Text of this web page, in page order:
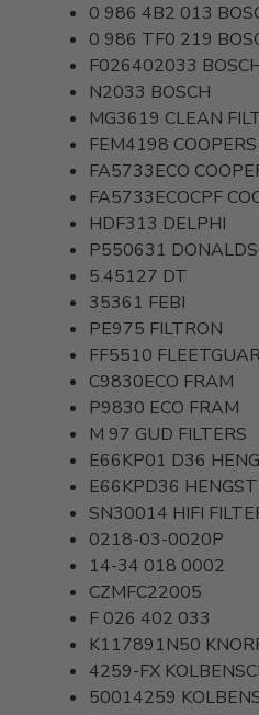
0 986 4B2 013
0 986 TF0 219
F026402033
N2033 BOSCH
MG3619 CLEAN
FEM4198 COOPERS
FA5733ECO
FA5733ECOCPF
HDF313 DELPHI
P550631
5.45127 DT
35361 FEBI
PE975 FILTRON
FF5510
C9830ECO FRAM
P9830 ECO FRAM
M 97 GUD FILTERS
E66KP01 D36
E66KPD36
SN30014 HIFI
0218-03-0020P
14-34 018 0002
CZMFC22005
F 026 402 033
K117891N50
4259-FX
50014259